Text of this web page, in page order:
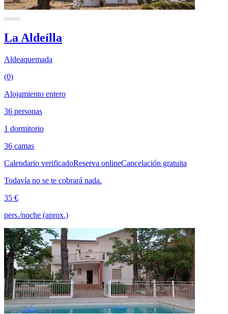
La Aldeílla
Aldeaquemada
(0)
Alojamiento entero
36 personas
1 dormitorio
36 camas
Calendario verificadoReserva onlineCancelación gratuita
Todavía no se te cobrará nada.
35 €
pers./noche (aprox.)